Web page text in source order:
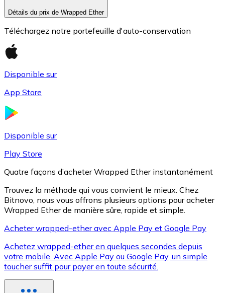
XRP
XRP
Voir toutes
Détails du prix de Wrapped Ether
Téléchargez notre portefeuille d'auto-conservation
Disponible sur
App Store
Disponible sur
Play Store
Quatre façons d’acheter Wrapped Ether instantanément
Trouvez la méthode qui vous convient le mieux. Chez
Bitnovo, nous vous offrons plusieurs options pour acheter
Wrapped Ether de manière sûre, rapide et simple.
Acheter wrapped-ether avec Apple Pay et Google Pay
Achetez wrapped-ether en quelques secondes depuis
votre mobile. Avec Apple Pay ou Google Pay, un simple
toucher suffit pour payer en toute sécurité.